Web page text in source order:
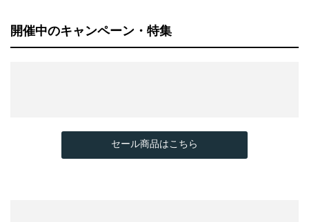
開催中のキャンペーン・特集
セール商品はこちら